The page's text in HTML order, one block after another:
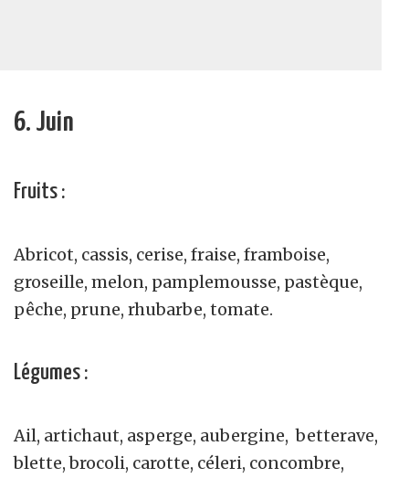
6. Juin
Fruits :
Abricot, cassis, cerise, fraise, framboise,
groseille, melon, pamplemousse, pastèque,
pêche, prune, rhubarbe, tomate.
Légumes :
Ail, artichaut, asperge, aubergine, betterave,
blette, brocoli, carotte, céleri, concombre,